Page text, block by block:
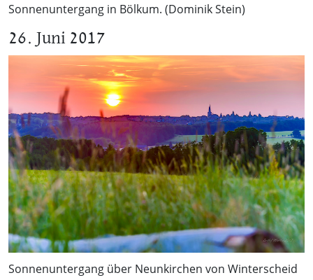
Sonnenuntergang in Bölkum. (Dominik Stein)
26. Juni 2017
Sonnenuntergang über Neunkirchen von Winterscheid